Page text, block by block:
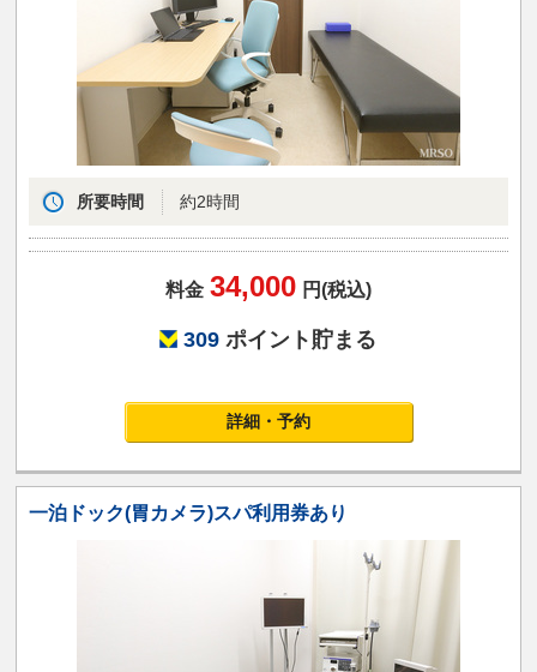
所要時間 約2時間
料金 34,000 円(税込)
309 ポイント貯まる
詳細・予約
一泊ドック(胃カメラ)スパ利用券あり